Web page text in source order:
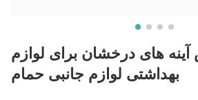
های درخشان برای لوازم
بهداشتی لوازم جانبی حمام